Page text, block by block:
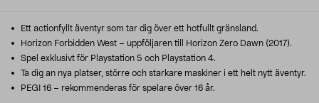
Ett actionfyllt äventyr som tar dig över ett hotfullt gränsland.
Horizon Forbidden West – uppföljaren till Horizon Zero Dawn (2017).
Spel exklusivt för Playstation 5 och Playstation 4.
Ta dig an nya platser, större och starkare maskiner i ett helt nytt äventyr.
PEGI 16 – rekommenderas för spelare över 16 år.